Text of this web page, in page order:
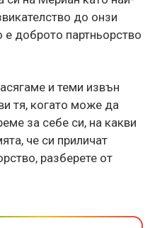
до онзи
доброто партньорство
и теми извън
тя, когато може да
за себе си, на какви
че си приличат
разберете от